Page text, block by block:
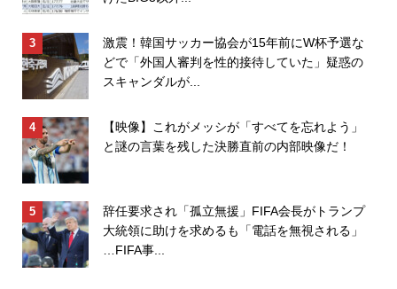
激震！韓国サッカー協会が15年前にW杯予選な
どで「外国人審判を性的接待していた」疑惑の
スキャンダルが...
【映像】これがメッシが「すべてを忘れよう」
と謎の言葉を残した決勝直前の内部映像だ！
辞任要求され「孤立無援」FIFA会長がトランプ
大統領に助けを求めるも「電話を無視される」
…FIFA事...